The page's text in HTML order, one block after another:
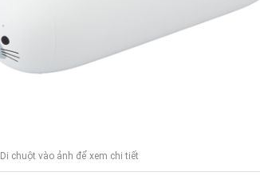
Di chuột vào ảnh để xem chi tiết